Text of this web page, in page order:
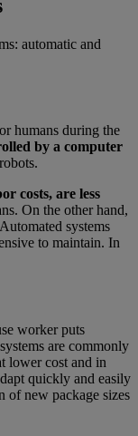
automatic and
humans during the
by a computer
costs, are less
On the other hand,
systems
to maintain. In
worker puts
are commonly
lower cost and in
quickly and easily
of new package sizes